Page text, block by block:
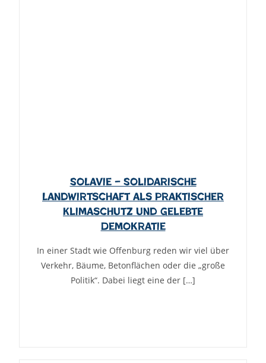
SoLaVie – Solidarische
Landwirtschaft als praktischer
Klimaschutz und gelebte
Demokratie
In einer Stadt wie Offenburg reden wir viel über
Verkehr, Bäume, Betonflächen oder die „große
Politik“. Dabei liegt eine der […]